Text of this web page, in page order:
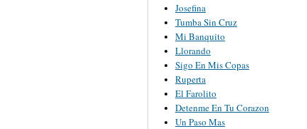
Josefina
Tumba Sin Cruz
Mi Banquito
Llorando
Sigo En Mis Copas
Ruperta
El Farolito
Detenme En Tu Corazon
Un Paso Mas